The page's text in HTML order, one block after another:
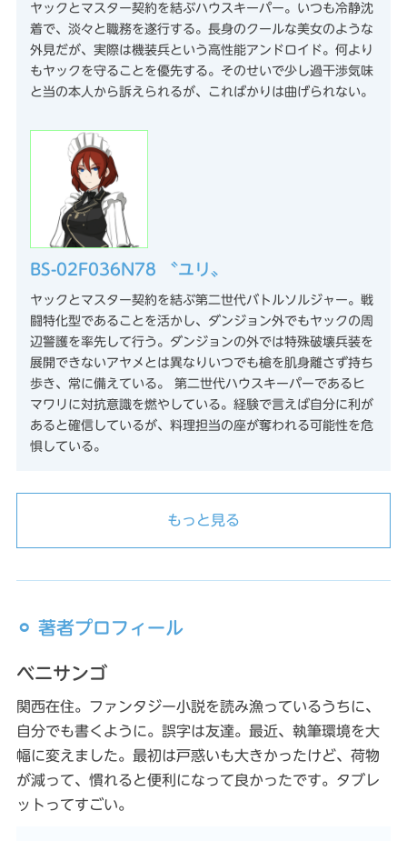
ヤックとマスター契約を結ぶハウスキーパー。いつも冷静沈
着で、淡々と職務を遂行する。長身のクールな美女のような
外見だが、実際は機装兵という高性能アンドロイド。何より
もヤックを守ることを優先する。そのせいで少し過干渉気味
と当の本人から訴えられるが、こればかりは曲げられない。
BS-02F036N78 〝ユリ〟
ヤックとマスター契約を結ぶ第二世代バトルソルジャー。戦
闘特化型であることを活かし、ダンジョン外でもヤックの周
辺警護を率先して行う。ダンジョンの外では特殊破壊兵装を
展開できないアヤメとは異なりいつでも槍を肌身離さず持ち
歩き、常に備えている。 第二世代ハウスキーパーであるヒ
マワリに対抗意識を燃やしている。経験で言えば自分に利が
あると確信しているが、料理担当の座が奪われる可能性を危
惧している。
もっと見る
⚪︎ 著者プロフィール
ベニサンゴ
関西在住。ファンタジー小説を読み漁っているうちに、
自分でも書くように。誤字は友達。最近、執筆環境を大
幅に変えました。最初は戸惑いも大きかったけど、荷物
が減って、慣れると便利になって良かったです。タブレ
ットってすごい。